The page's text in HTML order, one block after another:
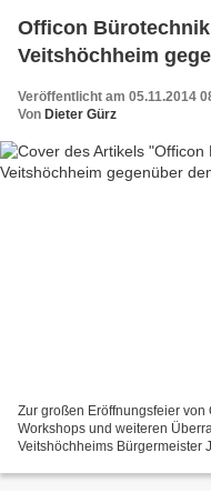
Officon
Veitshöchheim
Veröffentlicht am 05.11.2014
Von Dieter Gürz
Zur großen Eröffnungsfeier
Workshops und weiteren
Veitshöchheims Bürgermeister